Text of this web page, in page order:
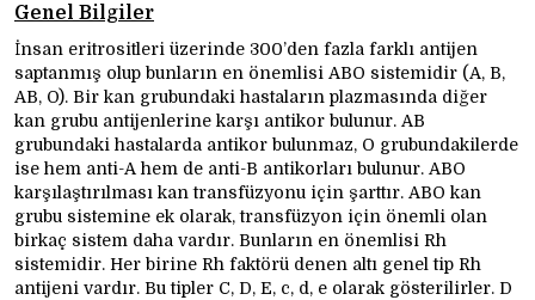
Genel Bilgiler
İnsan eritrositleri üzerinde 300’den fazla farklı antijen
saptanmış olup bunların en önemlisi ABO sistemidir (A, B,
AB, O). Bir kan grubundaki hastaların plazmasında diğer
kan grubu antijenlerine karşı antikor bulunur. AB
grubundaki hastalarda antikor bulunmaz, O grubundakilerde
ise hem anti-A hem de anti-B antikorları bulunur. ABO
karşılaştırılması kan transfüzyonu için şarttır. ABO kan
grubu sistemine ek olarak, transfüzyon için önemli olan
birkaç sistem daha vardır. Bunların en önemlisi Rh
sistemidir. Her birine Rh faktörü denen altı genel tip Rh
antijeni vardır. Bu tipler C, D, E, c, d, e olarak gösterilirler. D